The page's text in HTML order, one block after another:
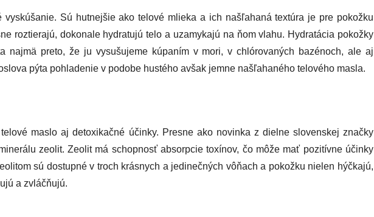
Sú hutnejšie ako telové mlieka a ich našľahaná textúra je pre pokožku
roztierajú, dokonale hydratujú telo a uzamykajú na ňom vlahu. Hydratácia pokožky
najmä preto, že ju vysušujeme kúpaním v mori, v chlórovaných bazénoch, ale aj
pýta pohladenie v podobe hustého avšak jemne našľahaného telového masla.
maslo aj detoxikačné účinky. Presne ako novinka z dielne slovenskej značky
zeolit. Zeolit má schopnosť absorpcie toxínov, čo môže mať pozitívne účinky
sú dostupné v troch krásnych a jedinečných vôňach a pokožku nielen hýčkajú,
a zvláčňujú.